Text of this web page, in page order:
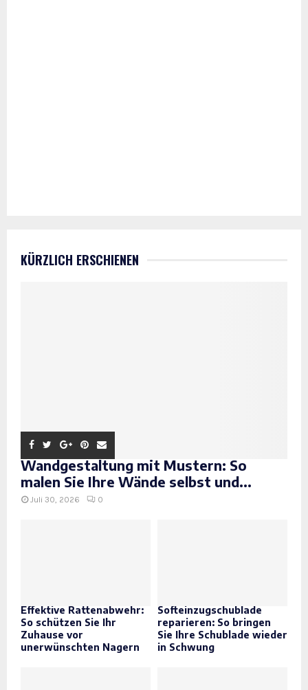
KÜRZLICH ERSCHIENEN
Wandgestaltung mit Mustern: So
malen Sie Ihre Wände selbst und...
Juli 30, 2026 0
Effektive Rattenabwehr:
So schützen Sie Ihr
Zuhause vor
unerwünschten Nagern
Softeinzugschublade
reparieren: So bringen
Sie Ihre Schublade wieder
in Schwung